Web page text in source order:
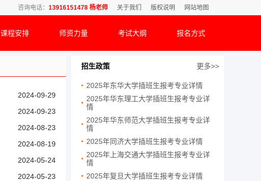
咨询电话： 13916151478 杨老师 关于我们 版权说明 网站地图
课程安排 师资力量 考试大纲 报名方式
2024-09-29
2024-09-23
2024-08-23
2024-08-19
2024-05-24
2024-05-23
招生政策 更多>>
2025年东华大学插班生报考专业详情
2025年华东理工大学插班生报考专业详
情
2025年华东师范大学插班生报考专业详
情
2025年同济大学插班生报考专业详情
2025年上海交通大学插班生报考专业详
情
2025年复旦大学插班生报考专业详情